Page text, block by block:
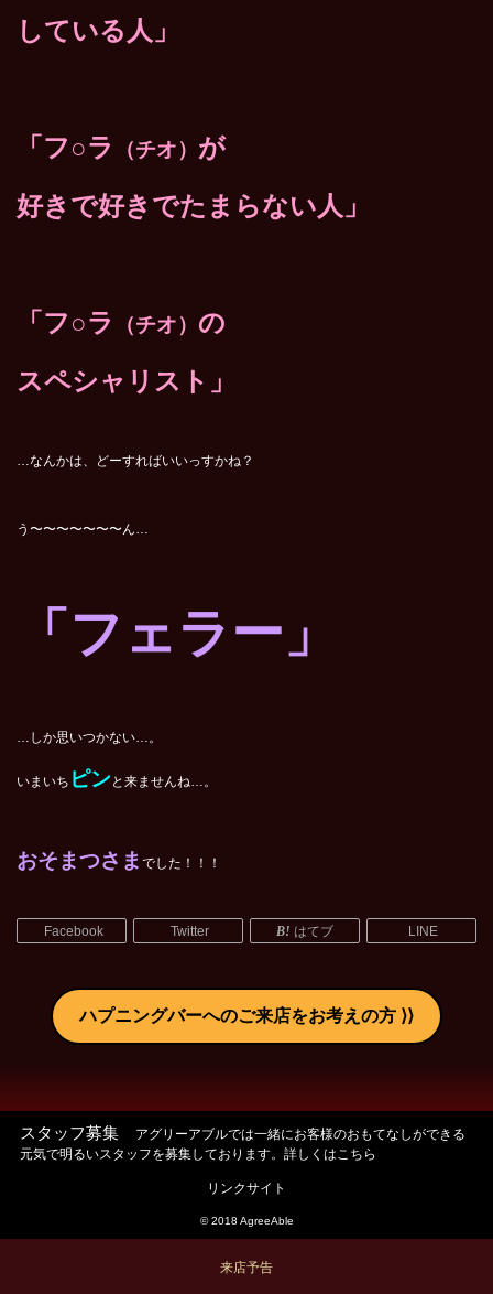
している人」
「フ○ラ （チオ） が
好きで好きでたまらない人」
「フ○ラ （チオ） の
スペシャリスト」
…なんかは、どーすればいいっすかね？
う〜〜〜〜〜〜〜ん…
「フェラー」
…しか思いつかない…。
いまいち ピン と来ませんね…。
おそまつさま でした！！！
Facebook Twitter はてブ LINE
ハプニングバーへのご来店をお考えの方
スタッフ募集
アグリーアブルでは一緒にお客様のおもてなしができる
元気で明るいスタッフを募集しております。詳しくはこちら
リンクサイト
© 2018 AgreeAble
来店予告